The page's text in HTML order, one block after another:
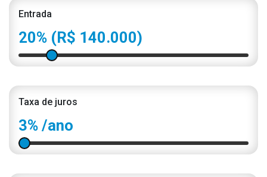
Entrada
20% (R$ 140.000)
Taxa de juros
3% /ano